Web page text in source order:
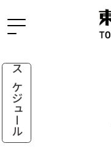
スケジュール